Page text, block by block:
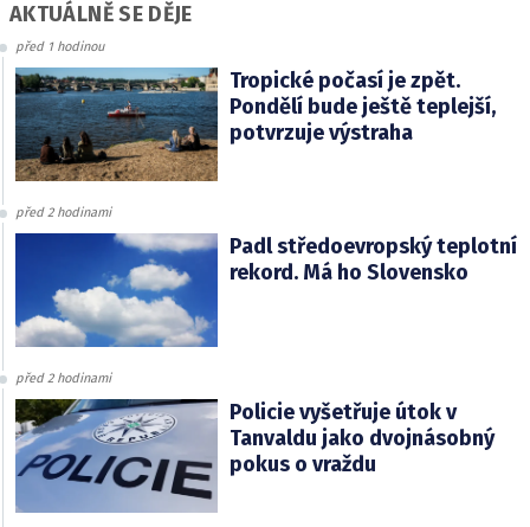
AKTUÁLNĚ SE DĚJE
před 1 hodinou
Tropické počasí je zpět.
Pondělí bude ještě teplejší,
potvrzuje výstraha
před 2 hodinami
Padl středoevropský teplotní
rekord. Má ho Slovensko
před 2 hodinami
Policie vyšetřuje útok v
Tanvaldu jako dvojnásobný
pokus o vraždu